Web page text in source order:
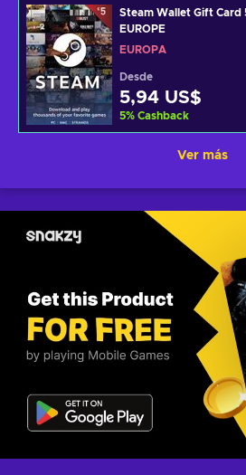
Steam Wallet Gift Card
EUROPE
EUROPA
Desde
5,94 US$
5% Cashback
Ver más